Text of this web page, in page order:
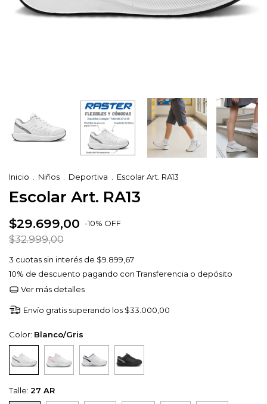
Inicio Niños Deportiva Escolar Art. RA13
Escolar Art. RA13
$29.699,00 -10% OFF
$32.999,00
3 cuotas sin interés de $9.899,67
10% de descuento pagando con Transferencia o depósito
Ver más detalles
Envío gratis superando los $33.000,00
Color: Blanco/Gris
Talle: 27 AR